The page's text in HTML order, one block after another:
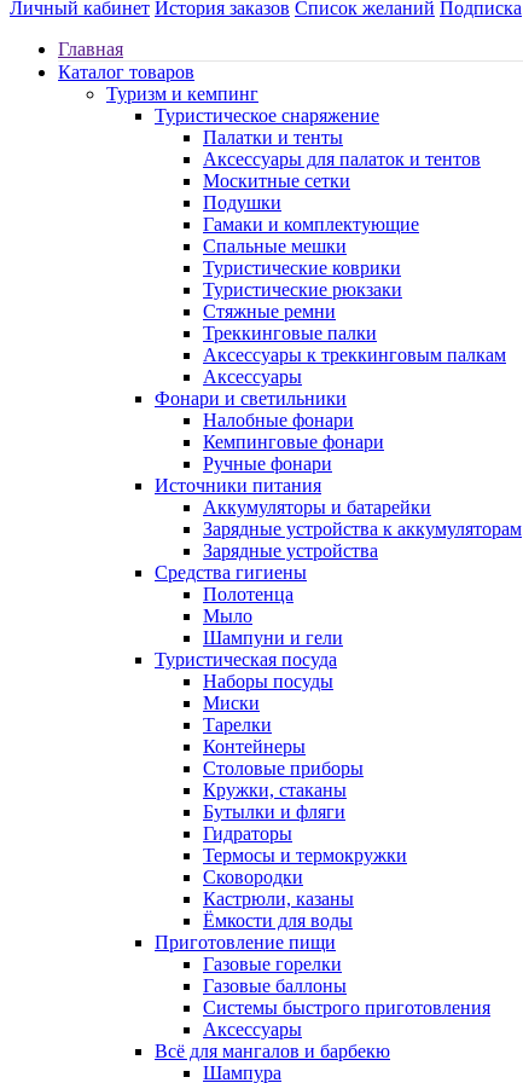
Личный кабинет История заказов Список желаний Подписка
Главная
Каталог товаров
Туризм и кемпинг
Туристическое снаряжение
Палатки и тенты
Аксессуары для палаток и тентов
Москитные сетки
Подушки
Гамаки и комплектующие
Спальные мешки
Туристические коврики
Туристические рюкзаки
Стяжные ремни
Треккинговые палки
Аксессуары к треккинговым палкам
Аксессуары
Фонари и светильники
Налобные фонари
Кемпинговые фонари
Ручные фонари
Источники питания
Аккумуляторы и батарейки
Зарядные устройства к аккумуляторам
Зарядные устройства
Средства гигиены
Полотенца
Мыло
Шампуни и гели
Туристическая посуда
Наборы посуды
Миски
Тарелки
Контейнеры
Столовые приборы
Кружки, стаканы
Бутылки и фляги
Гидраторы
Термосы и термокружки
Сковородки
Кастрюли, казаны
Ёмкости для воды
Приготовление пищи
Газовые горелки
Газовые баллоны
Системы быстрого приготовления
Аксессуары
Всё для мангалов и барбекю
Шампура